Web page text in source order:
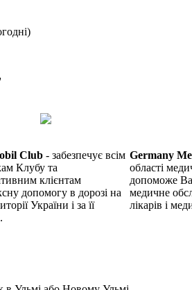
Club - забезпечує всім
Клубу та
клієнтам
допомогу в дорозі на
України і за її
Germany
області
допоможе
медичне
лікарів і